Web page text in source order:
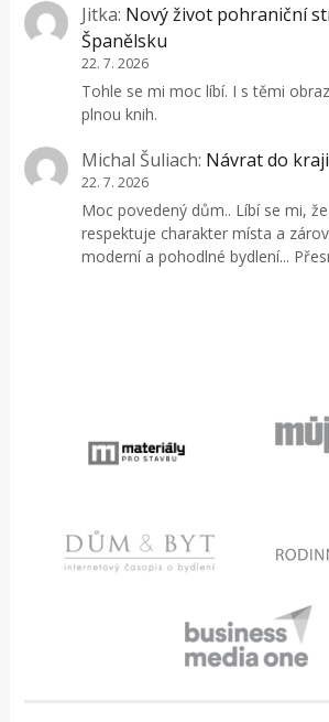
Jitka: Nový život pohraniční
Španělsku
22. 7. 2026
Tohle se mi moc líbí. I s těmi
plnou knih.
Michal Šuliach: Návrat do
22. 7. 2026
Moc povedený dům.. Líbí se mi,
respektuje charakter místa a
moderní a pohodlné bydlení...